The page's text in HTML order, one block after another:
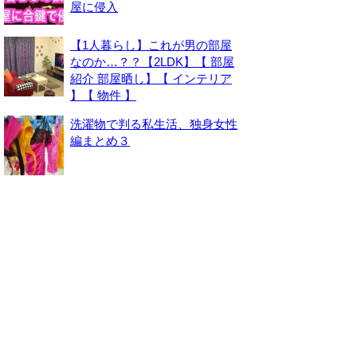
屋に侵入
【1人暮らし】これが男の部屋
なのか…？？【2LDK】【 部屋
紹介 部屋晒し】【 インテリア
】【 物件 】
洗濯物で判る私生活、独身女性
編まとめ３